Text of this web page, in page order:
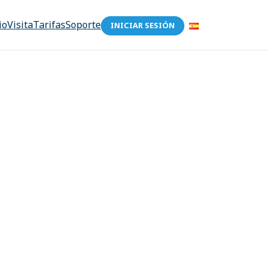
VisitaTarifasSoporte INICIAR SESIÓN